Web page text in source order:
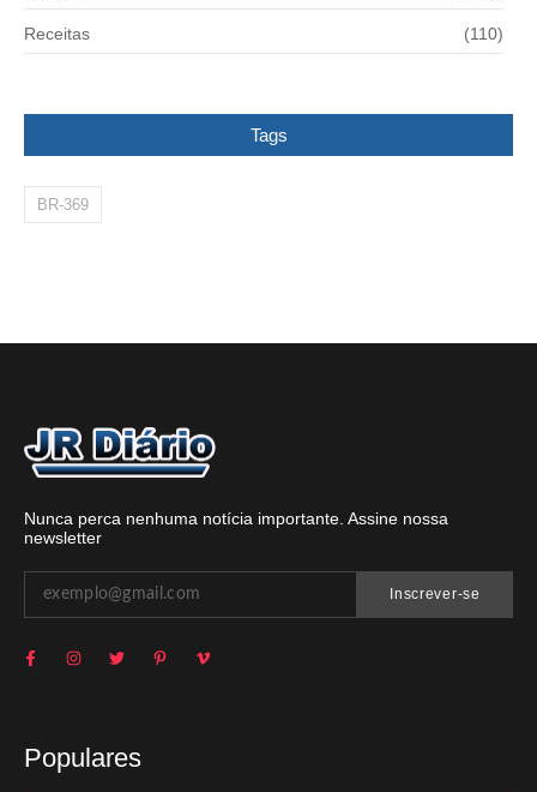
Receitas (110)
Tags
BR-369
Nunca perca nenhuma notícia importante. Assine nossa
newsletter
Inscrever-se
Populares